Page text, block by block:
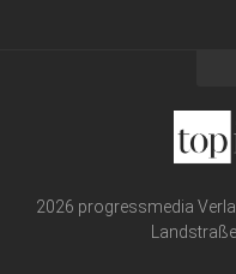
2026 progressmedia